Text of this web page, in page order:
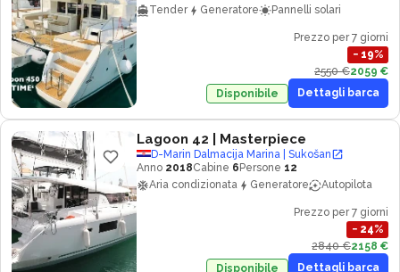
Tender
Generatore Pannelli solari
Prezzo per 7 giorni
− 19%
2550 €2059 €
Disponibile
Dettagli barca
Lagoon 42 | Masterpiece
D-Marin Dalmacija Marina | Sukošan
Anno 2018Cabine 6 Persone 12
Aria condizionata
Generatore Autopilota
Prezzo per 7 giorni
− 24%
2840 €2158 €
Disponibile
Dettagli barca